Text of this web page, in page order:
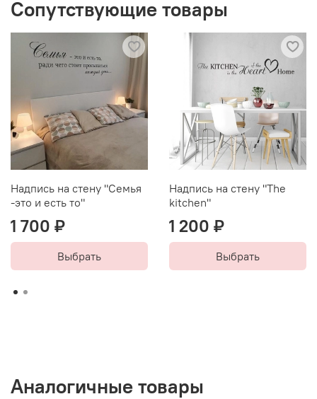
водной основе и УФ-ЧЕРНИЛАМИ. Мы гарантируем
отсутствие в составе чернил опасных летучих
органических соединений.
Сопутствующие товары
Надпись на стену "Семья
-это и есть то"
1 700 ₽
Выбрать
Надпись на стену "The
kitchen"
1 200 ₽
Выбрать
Аналогичные товары